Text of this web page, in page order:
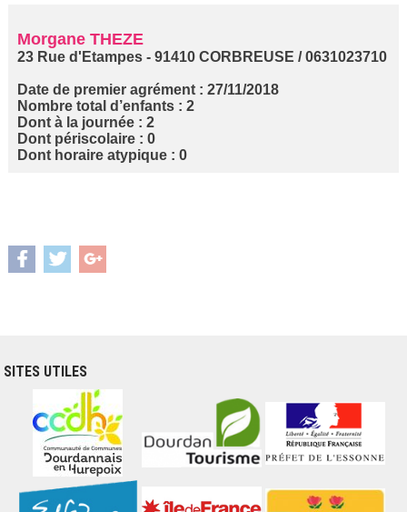
Morgane THEZE
23 Rue d'Etampes - 91410 CORBREUSE / 0631023710
Date de premier agrément : 27/11/2018
Nombre total d’enfants : 2
Dont à la journée : 2
Dont périscolaire : 0
Dont horaire atypique : 0
SITES UTILES